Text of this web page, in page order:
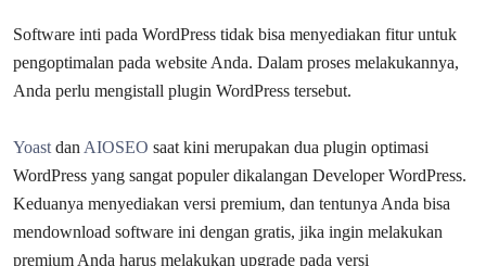
Software inti pada WordPress tidak bisa menyediakan fitur untuk
pengoptimalan pada website Anda. Dalam proses melakukannya,
Anda perlu mengistall plugin WordPress tersebut.
Yoast dan AIOSEO saat kini merupakan dua plugin optimasi
WordPress yang sangat populer dikalangan Developer WordPress.
Keduanya menyediakan versi premium, dan tentunya Anda bisa
mendownload software ini dengan gratis, jika ingin melakukan
premium Anda harus melakukan upgrade pada versi